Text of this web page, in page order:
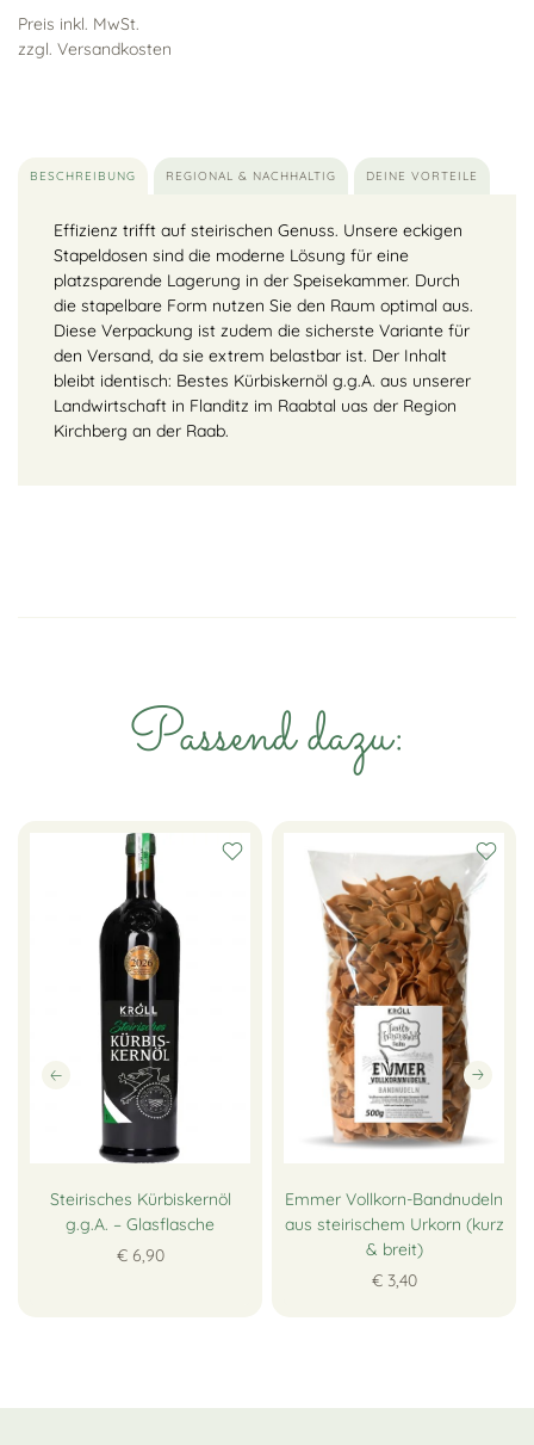
Preis inkl. MwSt.
zzgl. Versandkosten
BESCHREIBUNG REGIONAL & NACHHALTIG DEINE VORTEILE
Effizienz trifft auf steirischen Genuss. Unsere eckigen
Stapeldosen sind die moderne Lösung für eine
platzsparende Lagerung in der Speisekammer. Durch
die stapelbare Form nutzen Sie den Raum optimal aus.
Diese Verpackung ist zudem die sicherste Variante für
den Versand, da sie extrem belastbar ist. Der Inhalt
bleibt identisch: Bestes Kürbiskernöl g.g.A. aus unserer
Landwirtschaft in Flanditz im Raabtal uas der Region
Kirchberg an der Raab.
Passend dazu:
Steirisches Kürbiskernöl
g.g.A. – Glasflasche
€ 6,90
Emmer Vollkorn-Bandnudeln
aus steirischem Urkorn (kurz
& breit)
€ 3,40